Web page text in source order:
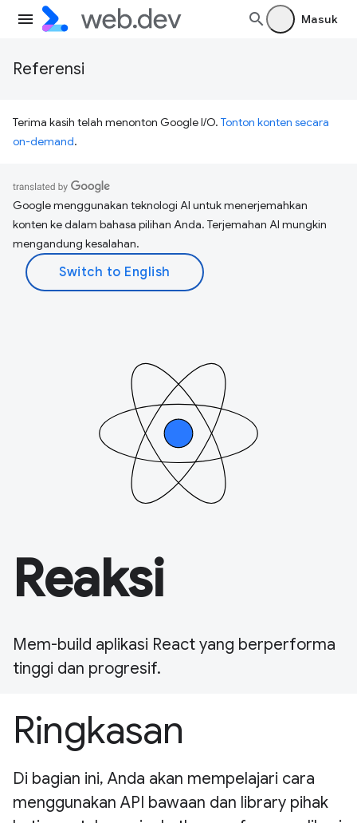
Masuk
Referensi
Terima kasih telah menonton Google I/O. Tonton konten secara
on-demand.
Google menggunakan teknologi AI untuk menerjemahkan
konten ke dalam bahasa pilihan Anda. Terjemahan AI mungkin
mengandung kesalahan.
Reaksi
Mem-build aplikasi React yang berperforma
tinggi dan progresif.
Ringkasan
Di bagian ini, Anda akan mempelajari cara
menggunakan API bawaan dan library pihak